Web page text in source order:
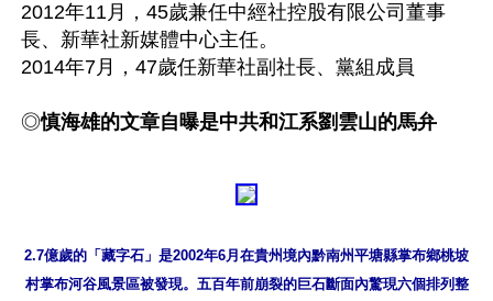
2012年11月，45歲兼任中經社控股有限公司董事
長、新華社新媒體中心主任。
2014年7月，47歲任新華社副社長、黨組成員
◎慎海雄的文章自曝是中共和江系劉雲山的馬弁
2.7億歲的「藏字石」是2002年6月在貴州境內黔南州平塘縣掌布鄉桃坡
村掌布河谷風景區被發現。五百年前崩裂的巨石斷面內驚現六個排列整